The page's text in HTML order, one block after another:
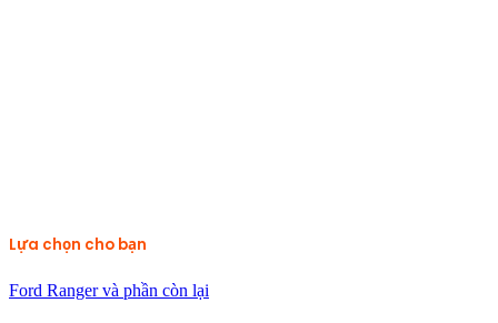
Lựa chọn cho bạn
Ford Ranger và phần còn lại